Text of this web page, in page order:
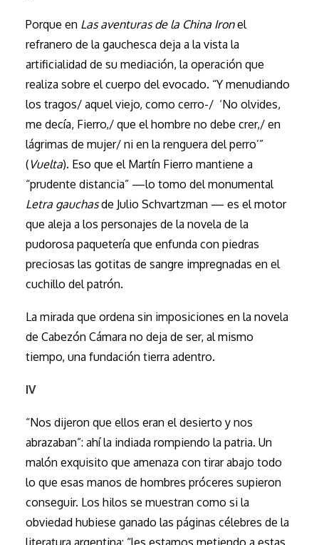
Porque en Las aventuras de la China Ironel
refranero de la gauchesca deja a la vista la
artificialidad de su mediación, la operación que
realiza sobre el cuerpo del evocado. “Y menudiando
los tragos/ aquel viejo, como cerro-/ ‘No olvides,
me decía, Fierro,/ que el hombre no debe crer,/ en
lágrimas de mujer/ ni en la renguera del perro’”
( Vuelta). Eso que el Martín Fierro mantiene a
“prudente distancia” —lo tomo del monumental
Letra gauchasde Julio Schvartzman — es el motor
que aleja a los personajes de la novela de la
pudorosa paquetería que enfunda con piedras
preciosas las gotitas de sangre impregnadas en el
cuchillo del patrón.
La mirada que ordena sin imposiciones en la novela
de Cabezón Cámara no deja de ser, al mismo
tiempo, una fundación tierra adentro.
IV
“Nos dijeron que ellos eran el desierto y nos
abrazaban”: ahí la indiada rompiendo la patria. Un
malón exquisito que amenaza con tirar abajo todo
lo que esas manos de hombres próceres supieron
conseguir. Los hilos se muestran como si la
obviedad hubiese ganado las páginas célebres de la